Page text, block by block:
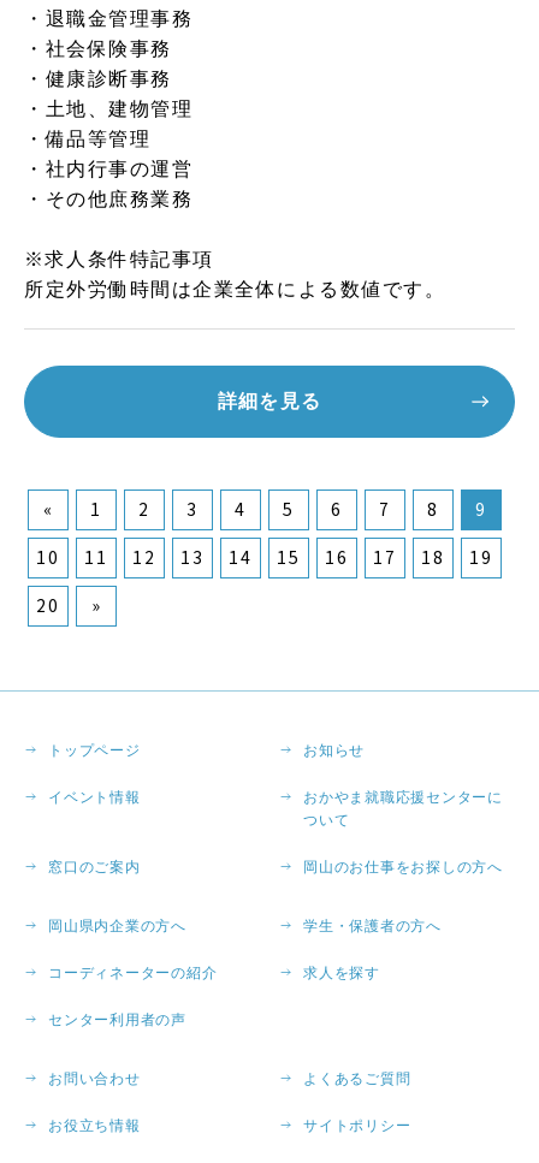
・退職金管理事務
・社会保険事務
・健康診断事務
・土地、建物管理
・備品等管理
・社内行事の運営
・その他庶務業務
※求人条件特記事項
所定外労働時間は企業全体による数値です。
詳細を見る
« 1 2 3 4 5 6 7 8
9
10
11 12 13 14 15 16 17 18
19
20
»
トップページ お知らせ
イベント情報
おかやま就職応援センターに
ついて
窓口のご案内 岡山のお仕事をお探しの方へ
岡山県内企業の方へ 学生・保護者の方へ
コーディネーターの紹介 求人を探す
センター利用者の声
お問い合わせ よくあるご質問
お役立ち情報 サイトポリシー